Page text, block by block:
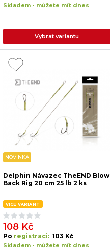
Skladem - můžete mít dnes
Vybrat variantu
NOVINKA
Delphin Návazec TheEND Blow
Back Rig 20 cm 25 lb 2 ks
VÍCE VARIANT
108 Kč
Po registraci: 103 Kč
Skladem - můžete mít dnes